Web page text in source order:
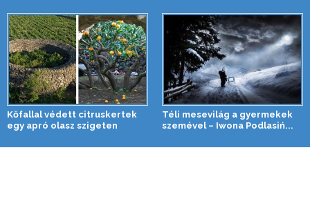
Kőfallal védett citruskertek
egy apró olasz szigeten
Téli mesevilág a gyermekek
szemével – Iwona Podlasiń...